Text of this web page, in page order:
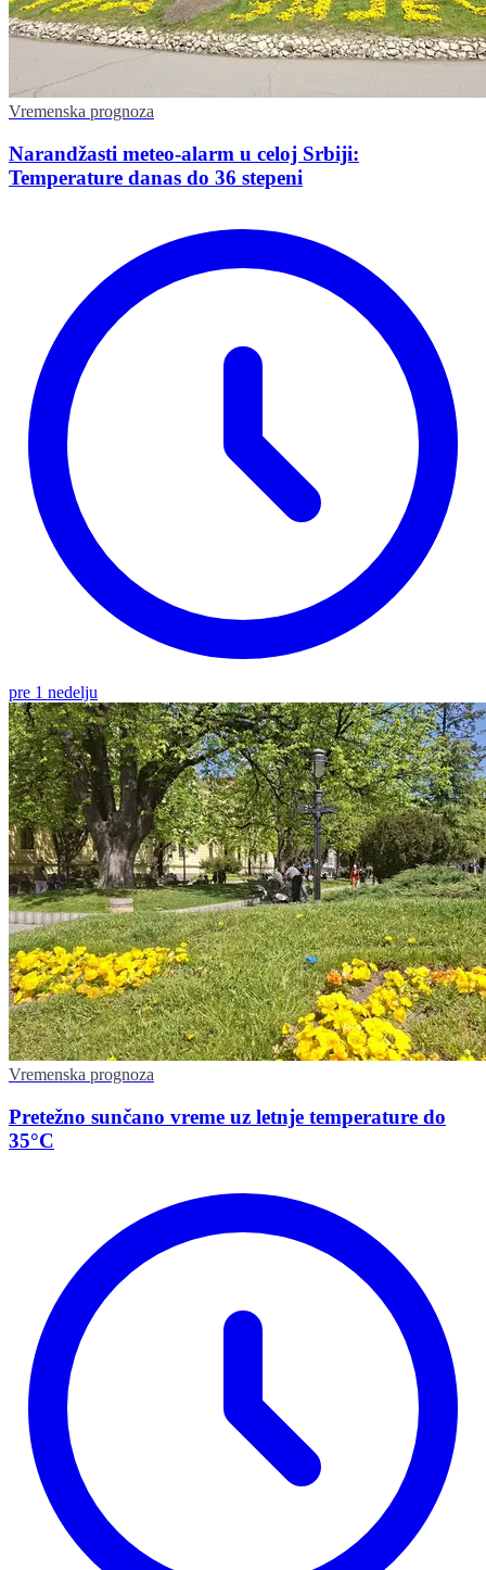
Vremenska prognoza
Narandžasti meteo-alarm u celoj Srbiji:
Temperature danas do 36 stepeni
pre 1 nedelju
Vremenska prognoza
Pretežno sunčano vreme uz letnje temperature do
35°C